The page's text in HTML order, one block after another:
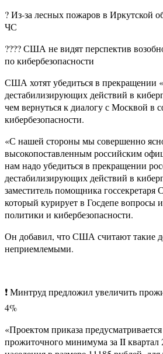
? Из-за лесных пожаров в Иркутской
ЧС
???? США не видят перспектив
по кибербезопасности
США хотят убедиться в прекращении
дестабилизирующих действий в
чем вернуться к диалогу с Москвой в
кибербезопасности.
«С нашей стороны мы совершенно
высокопоставленным российским
нам надо убедиться в прекращении
дестабилизирующих действий в
заместитель помощника
который курирует в Госдепе вопросы
политики и кибербезопасности.
Он добавил, что США считают такие
неприемлемыми.
❗️ Минтруд предложил увеличить
4%
«Проектом приказа
прожиточного минимума за II квартал